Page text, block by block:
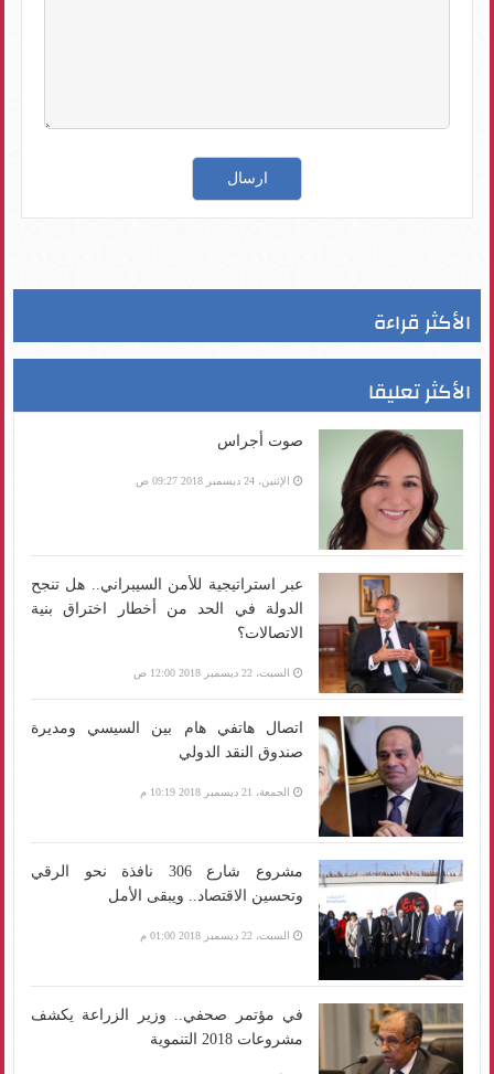
الأكثر قراءة
الأكثر تعليقا
صوت أجراس
الإثنين، 24 ديسمبر 2018 09:27 ص
عبر استراتيجية للأمن السيبراني.. هل تنجح
الدولة في الحد من أخطار اختراق بنية
الاتصالات؟
السبت، 22 ديسمبر 2018 12:00 ص
اتصال هاتفي هام بين السيسي ومديرة
صندوق النقد الدولي
الجمعة، 21 ديسمبر 2018 10:19 م
مشروع شارع 306 نافذة نحو الرقي
وتحسين الاقتصاد.. ويبقى الأمل
السبت، 22 ديسمبر 2018 01:00 م
في مؤتمر صحفي.. وزير الزراعة يكشف
مشروعات 2018 التنموية